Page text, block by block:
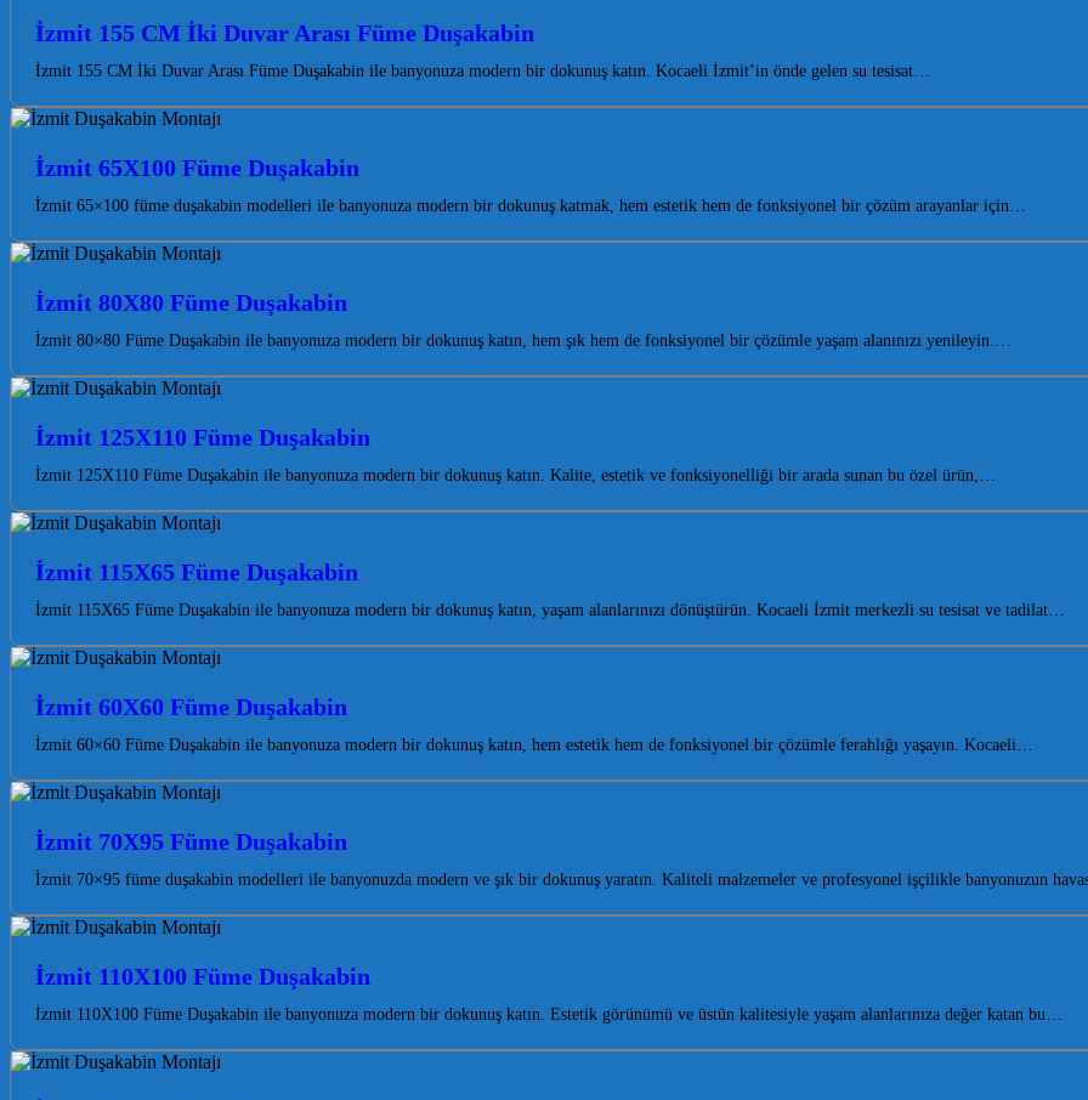
İzmit 155 CM İki Duvar Arası Füme Duşakabin
İzmit 155 CM İki Duvar Arası Füme Duşakabin ile banyonuza modern bir dokunuş katın. Kocaeli İzmit’in önde gelen su tesisat…
İzmit 65X100 Füme Duşakabin
İzmit 65×100 füme duşakabin modelleri ile banyonuza modern bir dokunuş katmak, hem estetik hem de fonksiyonel bir çözüm arayanlar için…
İzmit 80X80 Füme Duşakabin
İzmit 80×80 Füme Duşakabin ile banyonuza modern bir dokunuş katın, hem şık hem de fonksiyonel bir çözümle yaşam alanınızı yenileyin.…
İzmit 125X110 Füme Duşakabin
İzmit 125X110 Füme Duşakabin ile banyonuza modern bir dokunuş katın. Kalite, estetik ve fonksiyonelliği bir arada sunan bu özel ürün,…
İzmit 115X65 Füme Duşakabin
İzmit 115X65 Füme Duşakabin ile banyonuza modern bir dokunuş katın, yaşam alanlarınızı dönüştürün. Kocaeli İzmit merkezli su tesisat ve tadilat…
İzmit 60X60 Füme Duşakabin
İzmit 60×60 Füme Duşakabin ile banyonuza modern bir dokunuş katın, hem estetik hem de fonksiyonel bir çözümle ferahlığı yaşayın. Kocaeli…
İzmit 70X95 Füme Duşakabin
İzmit 70×95 füme duşakabin modelleri ile banyonuzda modern ve şık bir dokunuş yaratın. Kaliteli malzemeler ve profesyonel işçilikle banyonuzun
İzmit 110X100 Füme Duşakabin
İzmit 110X100 Füme Duşakabin ile banyonuza modern bir dokunuş katın. Estetik görünümü ve üstün kalitesiyle yaşam alanlarınıza değer katan bu…